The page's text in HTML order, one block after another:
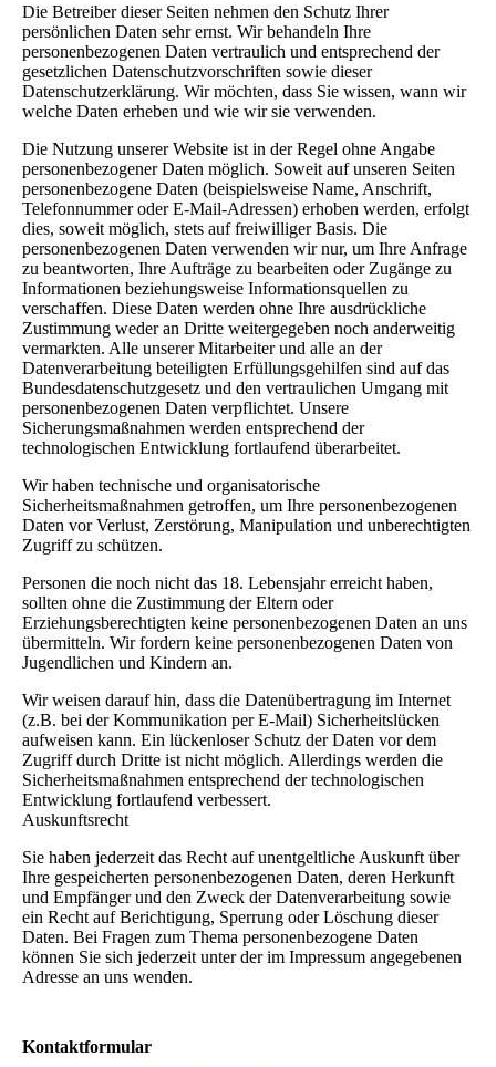
Die Betreiber dieser Seiten nehmen den Schutz Ihrer
persönlichen Daten sehr ernst. Wir behandeln Ihre
personenbezogenen Daten vertraulich und entsprechend der
gesetzlichen Datenschutzvorschriften sowie dieser
Datenschutzerklärung. Wir möchten, dass Sie wissen, wann wir
welche Daten erheben und wie wir sie verwenden.
Die Nutzung unserer Website ist in der Regel ohne Angabe
personenbezogener Daten möglich. Soweit auf unseren Seiten
personenbezogene Daten (beispielsweise Name, Anschrift,
Telefonnummer oder E-Mail-Adressen) erhoben werden, erfolgt
dies, soweit möglich, stets auf freiwilliger Basis. Die
personenbezogenen Daten verwenden wir nur, um Ihre Anfrage
zu beantworten, Ihre Aufträge zu bearbeiten oder Zugänge zu
Informationen beziehungsweise Informationsquellen zu
verschaffen. Diese Daten werden ohne Ihre ausdrückliche
Zustimmung weder an Dritte weitergegeben noch anderweitig
vermarkten. Alle unserer Mitarbeiter und alle an der
Datenverarbeitung beteiligten Erfüllungsgehilfen sind auf das
Bundesdatenschutzgesetz und den vertraulichen Umgang mit
personenbezogenen Daten verpflichtet. Unsere
Sicherungsmaßnahmen werden entsprechend der
technologischen Entwicklung fortlaufend überarbeitet.
Wir haben technische und organisatorische
Sicherheitsmaßnahmen getroffen, um Ihre personenbezogenen
Daten vor Verlust, Zerstörung, Manipulation und unberechtigten
Zugriff zu schützen.
Personen die noch nicht das 18. Lebensjahr erreicht haben,
sollten ohne die Zustimmung der Eltern oder
Erziehungsberechtigten keine personenbezogenen Daten an uns
übermitteln. Wir fordern keine personenbezogenen Daten von
Jugendlichen und Kindern an.
Wir weisen darauf hin, dass die Datenübertragung im Internet
(z.B. bei der Kommunikation per E-Mail) Sicherheitslücken
aufweisen kann. Ein lückenloser Schutz der Daten vor dem
Zugriff durch Dritte ist nicht möglich. Allerdings werden die
Sicherheitsmaßnahmen entsprechend der technologischen
Entwicklung fortlaufend verbessert.
Auskunftsrecht
Sie haben jederzeit das Recht auf unentgeltliche Auskunft über
Ihre gespeicherten personenbezogenen Daten, deren Herkunft
und Empfänger und den Zweck der Datenverarbeitung sowie
ein Recht auf Berichtigung, Sperrung oder Löschung dieser
Daten. Bei Fragen zum Thema personenbezogene Daten
können Sie sich jederzeit unter der im Impressum angegebenen
Adresse an uns wenden.
Kontaktformular